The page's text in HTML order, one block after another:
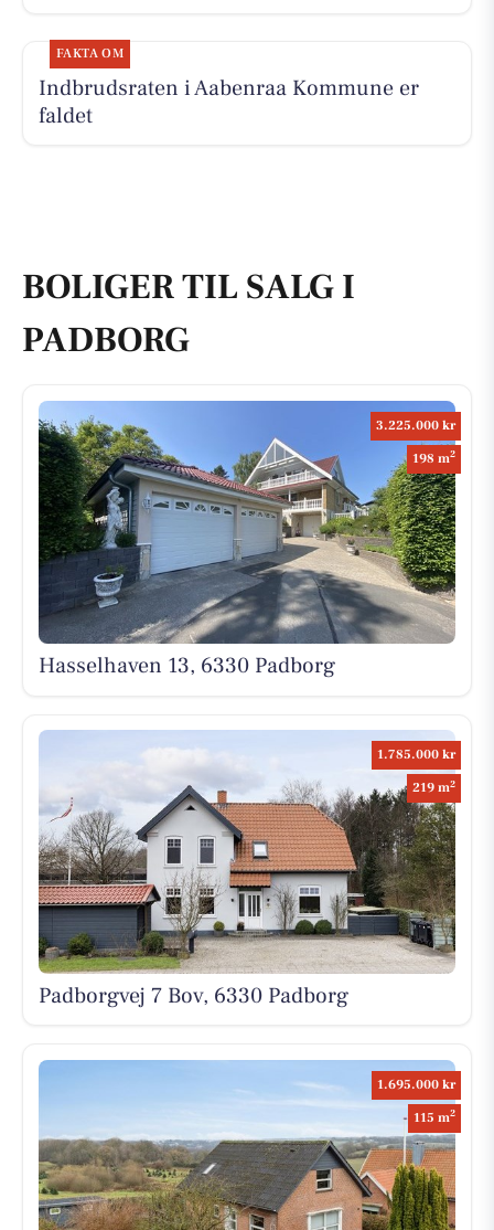
FAKTA OM
Indbrudsraten i Aabenraa Kommune er
faldet
BOLIGER TIL SALG I
PADBORG
3.225.000 kr
198 m2
Hasselhaven 13, 6330 Padborg
1.785.000 kr
219 m2
Padborgvej 7 Bov, 6330 Padborg
1.695.000 kr
115 m2